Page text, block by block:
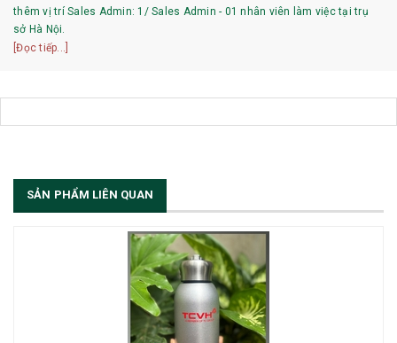
thêm vị trí Sales Admin: 1/ Sales Admin - 01 nhân viên làm việc tại trụ
sở Hà Nội.
[Đọc tiếp...]
SẢN PHẨM LIÊN QUAN